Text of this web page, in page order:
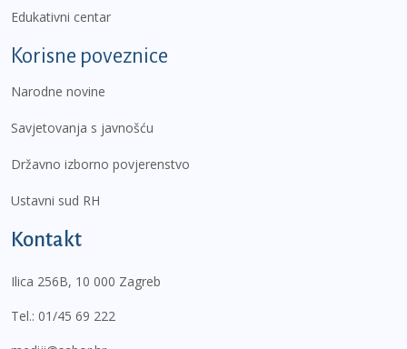
Edukativni centar
Korisne poveznice
Narodne novine
Savjetovanja s javnošću
Državno izborno povjerenstvo
Ustavni sud RH
Kontakt
Ilica 256B, 10 000 Zagreb
Tel.: 01/45 69 222